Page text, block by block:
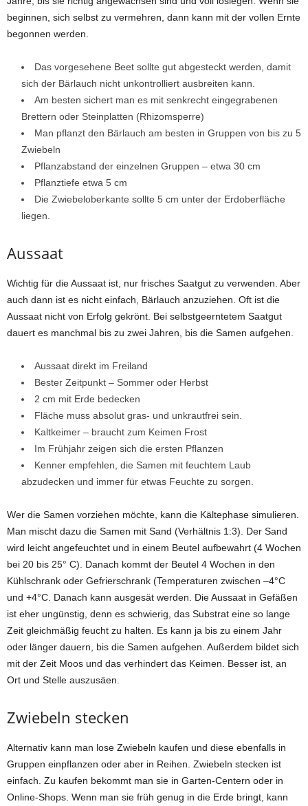
beginnen, sich selbst zu vermehren, dann kann mit der vollen Ernte
begonnen werden.
Das vorgesehene Beet sollte gut abgesteckt werden, damit
sich der Bärlauch nicht unkontrolliert ausbreiten kann.
Am besten sichert man es mit senkrecht eingegrabenen
Brettern oder Steinplatten (Rhizomsperre)
Man pflanzt den Bärlauch am besten in Gruppen von bis zu 5
Zwiebeln
Pflanzabstand der einzelnen Gruppen – etwa 30 cm
Pflanztiefe etwa 5 cm
Die Zwiebeloberkante sollte 5 cm unter der Erdoberfläche
liegen.
Aussaat
Wichtig für die Aussaat ist, nur frisches Saatgut zu verwenden. Aber
auch dann ist es nicht einfach, Bärlauch anzuziehen. Oft ist die
Aussaat nicht von Erfolg gekrönt. Bei selbstgeerntetem Saatgut
dauert es manchmal bis zu zwei Jahren, bis die Samen aufgehen.
Aussaat direkt im Freiland
Bester Zeitpunkt – Sommer oder Herbst
2 cm mit Erde bedecken
Fläche muss absolut gras- und unkrautfrei sein.
Kaltkeimer – braucht zum Keimen Frost
Im Frühjahr zeigen sich die ersten Pflanzen
Kenner empfehlen, die Samen mit feuchtem Laub
abzudecken und immer für etwas Feuchte zu sorgen.
Wer die Samen vorziehen möchte, kann die Kältephase simulieren.
Man mischt dazu die Samen mit Sand (Verhältnis 1:3). Der Sand
wird leicht angefeuchtet und in einem Beutel aufbewahrt (4 Wochen
bei 20 bis 25° C). Danach kommt der Beutel 4 Wochen in den
Kühlschrank oder Gefrierschrank (Temperaturen zwischen –4°C
und +4°C. Danach kann ausgesät werden. Die Aussaat in Gefäßen
ist eher ungünstig, denn es schwierig, das Substrat eine so lange
Zeit gleichmäßig feucht zu halten. Es kann ja bis zu einem Jahr
oder länger dauern, bis die Samen aufgehen. Außerdem bildet sich
mit der Zeit Moos und das verhindert das Keimen. Besser ist, an
Ort und Stelle auszusäen.
Zwiebeln stecken
Alternativ kann man lose Zwiebeln kaufen und diese ebenfalls in
Gruppen einpflanzen oder aber in Reihen. Zwiebeln stecken ist
einfach. Zu kaufen bekommt man sie in Garten-Centern oder in
Online-Shops. Wenn man sie früh genug in die Erde bringt, kann